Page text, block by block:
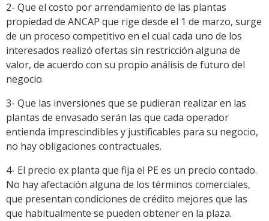
2- Que el costo por arrendamiento de las plantas
propiedad de ANCAP que rige desde el 1 de marzo, surge
de un proceso competitivo en el cual cada uno de los
interesados realizó ofertas sin restricción alguna de
valor, de acuerdo con su propio análisis de futuro del
negocio.
3- Que las inversiones que se pudieran realizar en las
plantas de envasado serán las que cada operador
entienda imprescindibles y justificables para su negocio,
no hay obligaciones contractuales.
4- El precio ex planta que fija el PE es un precio contado.
No hay afectación alguna de los términos comerciales,
que presentan condiciones de crédito mejores que las
que habitualmente se pueden obtener en la plaza.